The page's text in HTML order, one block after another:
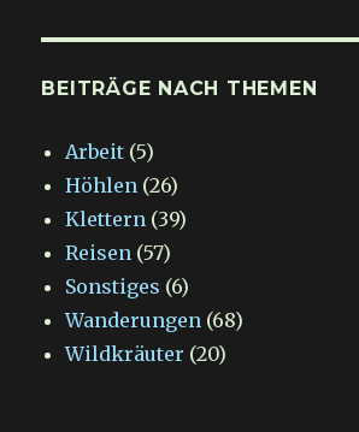
BEITRÄGE NACH THEMEN
Arbeit (5)
Höhlen (26)
Klettern (39)
Reisen (57)
Sonstiges (6)
Wanderungen (68)
Wildkräuter (20)